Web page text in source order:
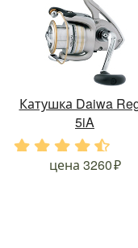
Катушка Daiwa
5iA
. . .
цена 3260